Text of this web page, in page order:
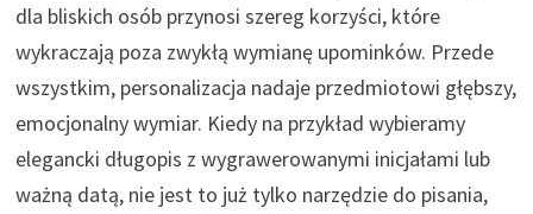
dla bliskich osób przynosi szereg korzyści, które
wykraczają poza zwykłą wymianę upominków. Przede
wszystkim, personalizacja nadaje przedmiotowi głębszy,
emocjonalny wymiar. Kiedy na przykład wybieramy
elegancki długopis z wygrawerowanymi inicjałami lub
ważną datą, nie jest to już tylko narzędzie do pisania,